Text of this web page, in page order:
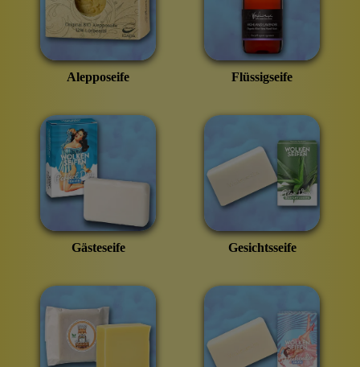
Alepposeife Flüssigseife
Gästeseife Gesichtsseife